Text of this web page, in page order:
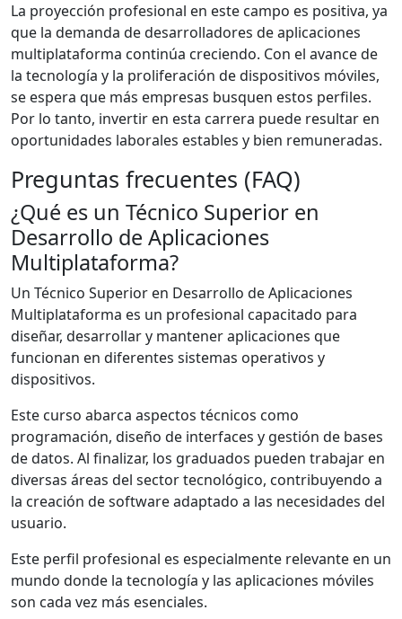
La proyección profesional en este campo es positiva, ya
que la demanda de desarrolladores de aplicaciones
multiplataforma continúa creciendo. Con el avance de
la tecnología y la proliferación de dispositivos móviles,
se espera que más empresas busquen estos perfiles.
Por lo tanto, invertir en esta carrera puede resultar en
oportunidades laborales estables y bien remuneradas.
Preguntas frecuentes (FAQ)
¿Qué es un Técnico Superior en
Desarrollo de Aplicaciones
Multiplataforma?
Un Técnico Superior en Desarrollo de Aplicaciones
Multiplataforma es un profesional capacitado para
diseñar, desarrollar y mantener aplicaciones que
funcionan en diferentes sistemas operativos y
dispositivos.
Este curso abarca aspectos técnicos como
programación, diseño de interfaces y gestión de bases
de datos. Al finalizar, los graduados pueden trabajar en
diversas áreas del sector tecnológico, contribuyendo a
la creación de software adaptado a las necesidades del
usuario.
Este perfil profesional es especialmente relevante en un
mundo donde la tecnología y las aplicaciones móviles
son cada vez más esenciales.